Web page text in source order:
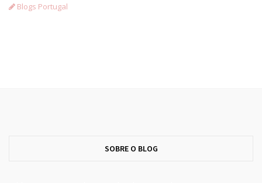
Blogs Portugal
SOBRE O BLOG